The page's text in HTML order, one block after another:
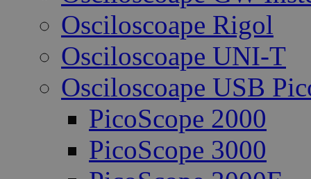
Osciloscoape Rigol
Osciloscoape UNI-T
Osciloscoape USB
PicoScope 2000
PicoScope 3000